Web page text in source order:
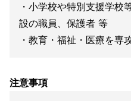
・小学校や特別支援学校
設の職員、保護者 等
・教育・福祉・医療を専
注意事項